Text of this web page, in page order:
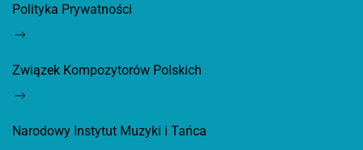
Polityka Prywatności
Związek Kompozytorów Polskich
Narodowy Instytut Muzyki i Tańca